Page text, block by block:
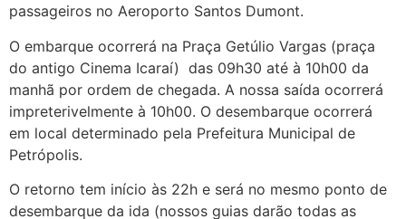
passageiros no Aeroporto Santos Dumont.
O embarque ocorrerá na Praça Getúlio Vargas (praça
do antigo Cinema Icaraí) das 09h30 até à 10h00 da
manhã por ordem de chegada. A nossa saída ocorrerá
impreterivelmente à 10h00. O desembarque ocorrerá
em local determinado pela Prefeitura Municipal de
Petrópolis.
O retorno tem início às 22h e será no mesmo ponto de
desembarque da ida (nossos guias darão todas as